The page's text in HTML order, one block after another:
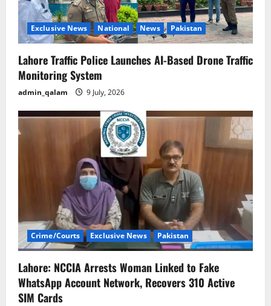
Exclusive News National News Pakistan
Lahore Traffic Police Launches AI-Based Drone Traffic
Monitoring System
admin_qalam 9 July, 2026
Crime/Courts Exclusive News Pakistan
Lahore: NCCIA Arrests Woman Linked to Fake
WhatsApp Account Network, Recovers 310 Active
SIM Cards